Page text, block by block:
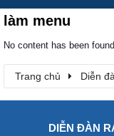
làm menu
No content has been
Trang chủ Diễn
DIỄN ĐÀN